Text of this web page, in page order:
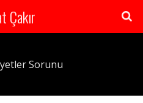
Çakır
Sorunu